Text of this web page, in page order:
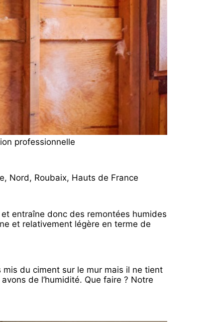
professionnelle
Nord, Roubaix, Hauts de France
entraîne donc des remontées humides
et relativement légère en terme de
du ciment sur le mur mais il ne tient
de l’humidité. Que faire ? Notre